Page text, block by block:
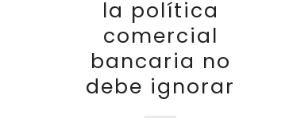
la política
comercial
bancaria no
debe ignorar